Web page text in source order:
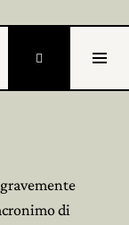

di